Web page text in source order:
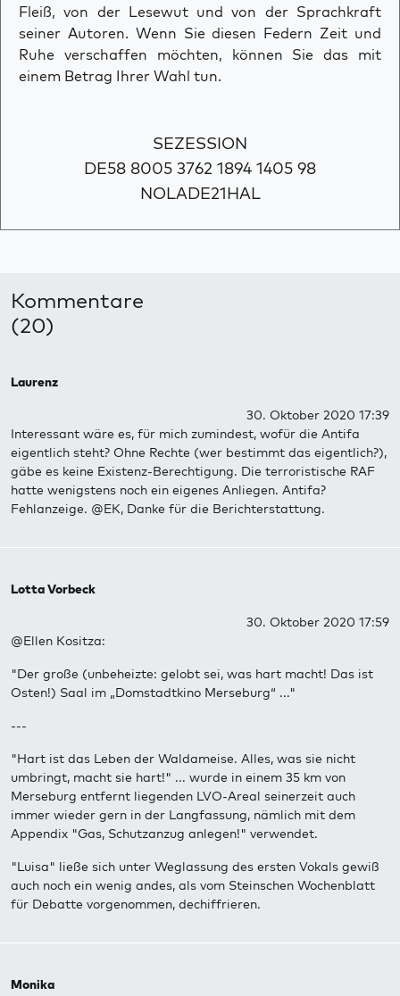
Fleiß, von der Lesewut und von der Sprachkraft
seiner Autoren. Wenn Sie diesen Federn Zeit und
Ruhe verschaffen möchten, können Sie das mit
einem Betrag Ihrer Wahl tun.
SEZESSION
DE58 8005 3762 1894 1405 98
NOLADE21HAL
Kommentare
(20)
Laurenz
30. Oktober 2020 17:39
Interessant wäre es, für mich zumindest, wofür die Antifa
eigentlich steht? Ohne Rechte (wer bestimmt das eigentlich?),
gäbe es keine Existenz-Berechtigung. Die terroristische RAF
hatte wenigstens noch ein eigenes Anliegen. Antifa?
Fehlanzeige. @EK, Danke für die Berichterstattung.
Lotta Vorbeck
30. Oktober 2020 17:59
@Ellen Kositza:
"Der große (unbeheizte: gelobt sei, was hart macht! Das ist
Osten!) Saal im „Domstadtkino Merseburg“ ..."
---
"Hart ist das Leben der Waldameise. Alles, was sie nicht
umbringt, macht sie hart!" ... wurde in einem 35 km von
Merseburg entfernt liegenden LVO-Areal seinerzeit auch
immer wieder gern in der Langfassung, nämlich mit dem
Appendix "Gas, Schutzanzug anlegen!" verwendet.
"Luisa" ließe sich unter Weglassung des ersten Vokals gewiß
auch noch ein wenig andes, als vom Steinschen Wochenblatt
für Debatte vorgenommen, dechiffrieren.
Monika